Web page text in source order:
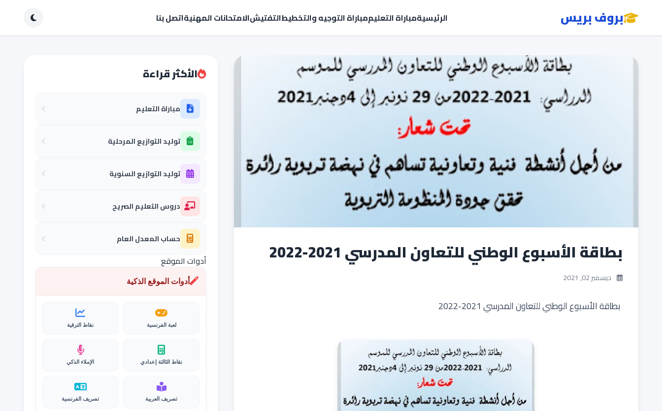
بروف بريس الرئيسيةمباراة التعليممباراة التوجيه والتخطيطالتفتيشالامتحانات المهنيةاتصل بنا
بطاقة الأسبوع الوطني للتعاون المدرسي 2021-2022
ديسمبر 02, 2021
بطاقة الأسبوع الوطني للتعاون المدرسي 2021-2022
الأكثر قراءة
مباراة التعليم
توليد التوازيع المرحلية
توليد التوازيع السنوية
دروس التعليم الصريح
حساب المعدل العام
أدوات الموقع
أدوات الموقع الذكية
لعبة الفرنسية نقاط الترقية
نقاط الثالثة إعدادي الإملاء الذكي
تصريف العربية تصريف الفرنسية